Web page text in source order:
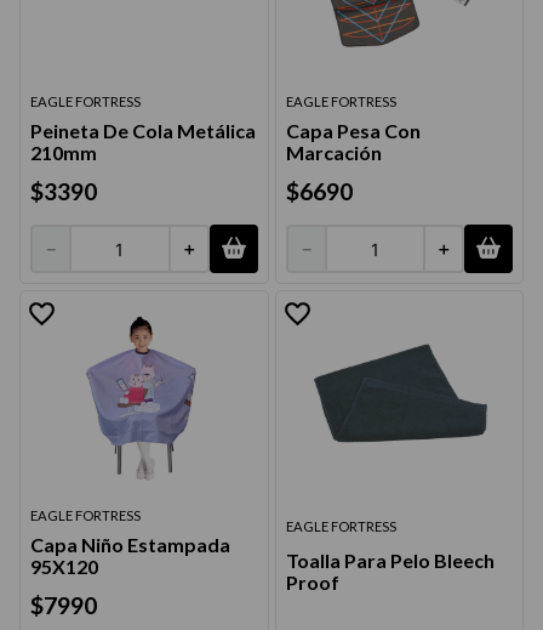
EAGLE FORTRESS
Peineta De Cola Metálica
210mm
$3390
＋
－
EAGLE FORTRESS
Capa Pesa Con
Marcación
$6690
＋
－
EAGLE FORTRESS
Capa Niño Estampada
95X120
$7990
EAGLE FORTRESS
Toalla Para Pelo Bleech
Proof